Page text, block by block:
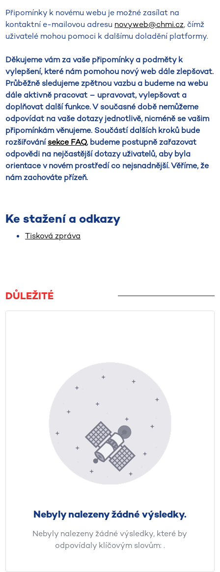
Připomínky k novému webu je možné zasílat na
kontaktní e-mailovou adresu novyweb@chmi.cz, čímž
uživatelé mohou pomoci k dalšímu doladění platformy.
Děkujeme vám za vaše připomínky a podměty k
vylepšení, které nám pomohou nový web dále zlepšovat.
Průběžně sledujeme zpětnou vazbu a budeme na webu
dále aktivně pracovat – upravovat, vylepšovat a
doplňovat další funkce. V současné době nemůžeme
odpovídat na vaše dotazy jednotlivě, nicméně se vašim
připomínkám věnujeme. Součástí dalších kroků bude
rozšiřovánísekce FAQ, budeme postupně zařazovat
odpovědi na nejčastější dotazy uživatelů, aby byla
orientace v novém prostředí co nejsnadnější. Věříme, že
nám zachováte přízeň.
Ke stažení a odkazy
Tisková zpráva
DŮLEŽITÉ
Nebyly nalezeny žádné výsledky.
Nebyly nalezeny žádné výsledky, které by
odpovídaly klíčovým slovům: .